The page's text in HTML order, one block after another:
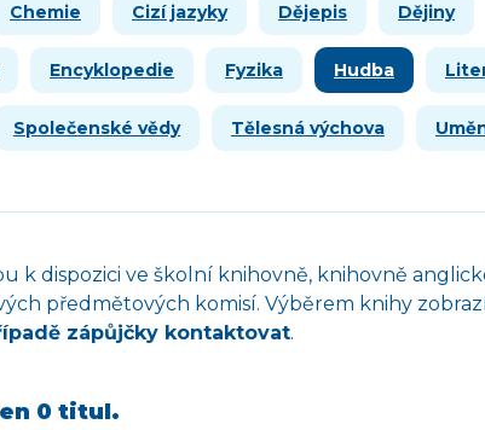
Chemie Cizí jazyky Dějepis Dějiny
Encyklopedie Fyzika Hudba
Společenské vědy Tělesná výchova
k dispozici ve školní knihovně, knihovně
předmětových komisí. Výběrem knihy
zápůjčky kontaktovat.
0 titul.